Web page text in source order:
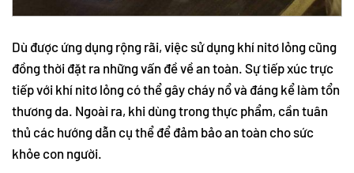
Dù được ứng dụng rộng rãi, việc sử dụng khí nitơ lỏng cũng
đồng thời đặt ra những vấn đề về an toàn. Sự tiếp xúc trực
tiếp với khí nitơ lỏng có thể gây cháy nổ và đáng kể làm tổn
thương da. Ngoài ra, khi dùng trong thực phẩm, cần tuân
thủ các hướng dẫn cụ thể để đảm bảo an toàn cho sức
khỏe con người.